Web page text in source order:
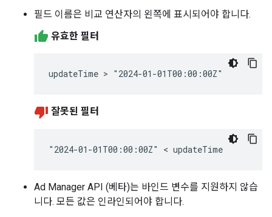
필드 이름은 비교 연산자의 왼쪽에 표시되어야 합니다.
유효한 필터
잘못된 필터
Ad Manager API (베타)는 바인드 변수를 지원하지 않습
니다. 모든 값은 인라인되어야 합니다.